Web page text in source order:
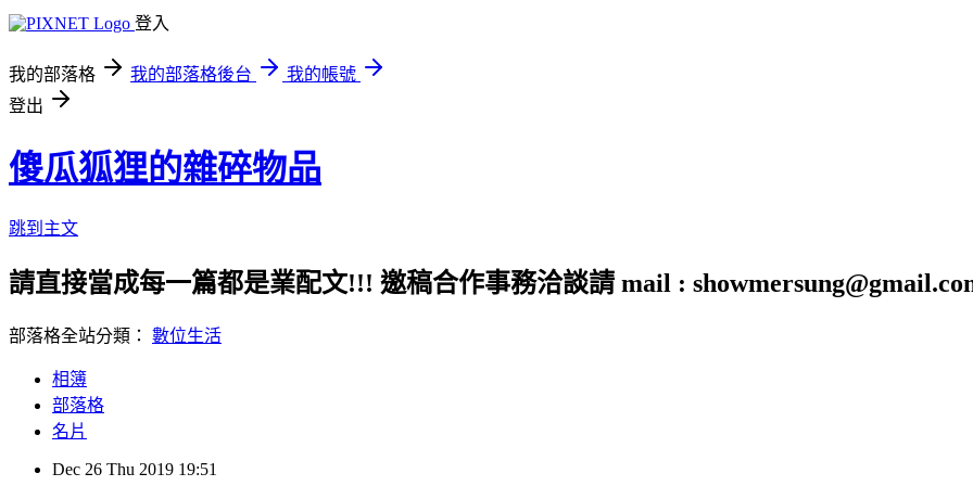
登入
我的部落格 我的部落格後台
我的帳號
登出
傻瓜狐狸的雜碎物品
跳到主文
請直接當成每一篇都是業配文!!! 邀稿合作事務洽談請 mail :
部落格全站分類： 數位生活
相簿
部落格
名片
Dec 26 Thu 2019 19:51